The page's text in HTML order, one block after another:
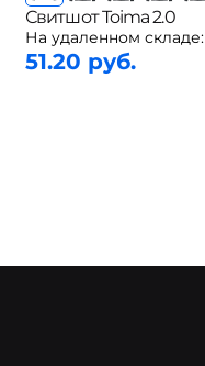
Свитшот Toima 2.0
На удаленном складе:
51.20 руб.